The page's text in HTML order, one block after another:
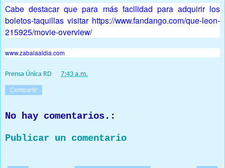
Cabe destacar que para más facilidad para adquirir los
boletos-taquillas visitar https://www.fandango.com/que-leon-
215925/movie-overview/
www.zabalaaldia.com
Prensa Única RD 7:43 a.m.
Compartir
No hay comentarios.:
Publicar un comentario